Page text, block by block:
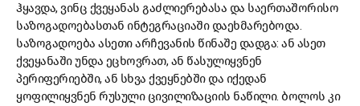
ჰყავდა, ვინც ქვეყანას გაძლიერებასა და საერთაშორისო
საზოგადოებასთან ინტეგრაციაში დაეხმარებოდა.
საზოგადოება ასეთი არჩევანის წინაშე დადგა: ან ასეთ
ქვეყანაში უნდა ეცხოვრათ, ან წასულიყვნენ
პერიფერიებში, ან სხვა ქვეყნებში და იქედან
ყოფილიყვნენ რუსული ცივილიზაციის ნაწილი. ბოლოს კი